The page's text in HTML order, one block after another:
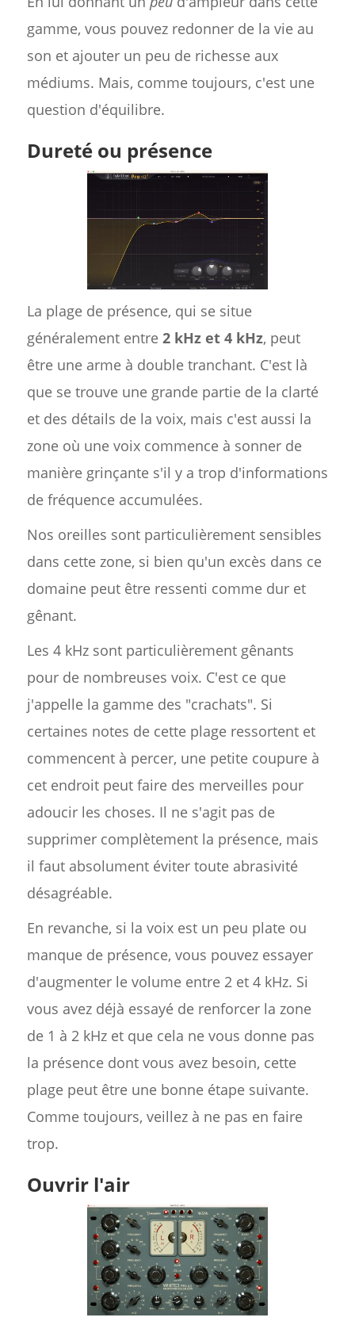
gamme, vous pouvez redonner de la vie au
son et ajouter un peu de richesse aux
médiums. Mais, comme toujours, c'est une
question d'équilibre.
Dureté ou présence
La plage de présence, qui se situe
généralement entre 2 kHz et 4 kHz, peut
être une arme à double tranchant. C'est là
que se trouve une grande partie de la clarté
et des détails de la voix, mais c'est aussi la
zone où une voix commence à sonner de
manière grinçante s'il y a trop d'informations
de fréquence accumulées.
Nos oreilles sont particulièrement sensibles
dans cette zone, si bien qu'un excès dans ce
domaine peut être ressenti comme dur et
gênant.
Les 4 kHz sont particulièrement gênants
pour de nombreuses voix. C'est ce que
j'appelle la gamme des "crachats". Si
certaines notes de cette plage ressortent et
commencent à percer, une petite coupure à
cet endroit peut faire des merveilles pour
adoucir les choses. Il ne s'agit pas de
supprimer complètement la présence, mais
il faut absolument éviter toute abrasivité
désagréable.
En revanche, si la voix est un peu plate ou
manque de présence, vous pouvez essayer
d'augmenter le volume entre 2 et 4 kHz. Si
vous avez déjà essayé de renforcer la zone
de 1 à 2 kHz et que cela ne vous donne pas
la présence dont vous avez besoin, cette
plage peut être une bonne étape suivante.
Comme toujours, veillez à ne pas en faire
trop.
Ouvrir l'air